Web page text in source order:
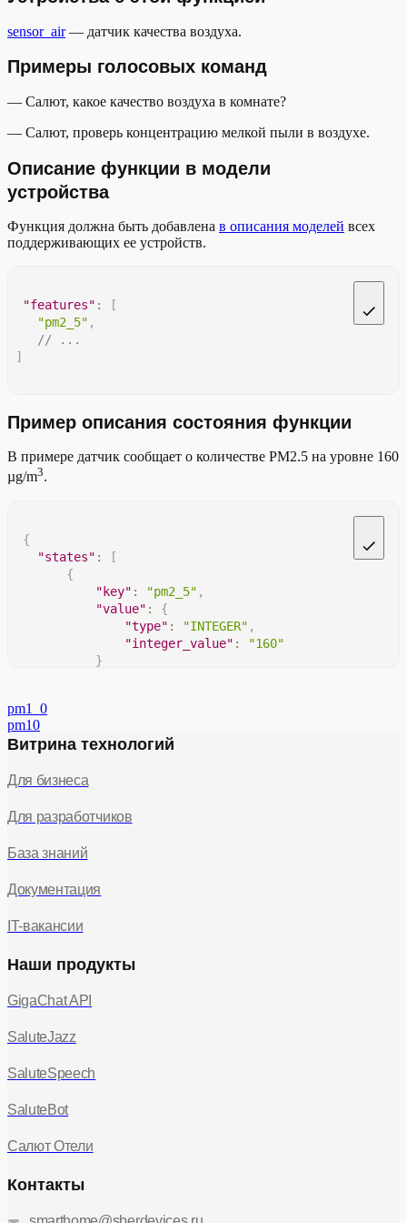
sensor_air— датчик качества воздуха.
Примеры голосовых команд
— Салют, какое качество воздуха в комнате?
— Салют, проверь концентрацию мелкой пыли в воздухе.
Описание функции в модели
устройства
Функция должна быть добавлена в описания моделей всех
поддерживающих ее устройств.
"features" :
[
"pm2_5" ,
// ...
]
Пример описания состояния функции
В примере датчик сообщает о количестве PM2.5 на уровне 160
µg/m3.
{
"states" :
[
{
"key" : "pm2_5" ,
"value" :
{
"type" : "INTEGER" ,
"integer_value" :
"160"
}
}
pm1_0
pm10
Витрина технологий
Для бизнеса
Для разработчиков
База знаний
Документация
IT-вакансии
Наши продукты
GigaChat API
SaluteJazz
SaluteSpeech
SaluteBot
Салют Отели
Контакты